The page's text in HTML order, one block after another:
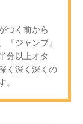
つく前から
『ジャンプ』
分以上オタ
く深く深くの
。